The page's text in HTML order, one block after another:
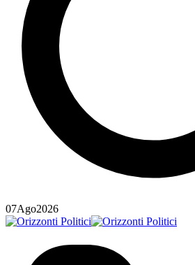
07Ago2026